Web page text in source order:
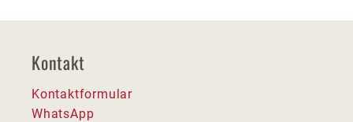
Kontakt
Kontaktformular
WhatsApp